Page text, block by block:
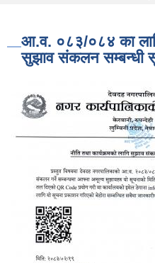
आ.व. ०८३/०८४ का
सुझाव संकलन सम्बन्धी